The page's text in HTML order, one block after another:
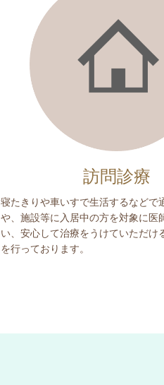
訪問診療
寝たきりや車いすで生活するなどで
や、施設等に入居中の方を対象に医
い、安心して治療をうけていただけ
を行っております。